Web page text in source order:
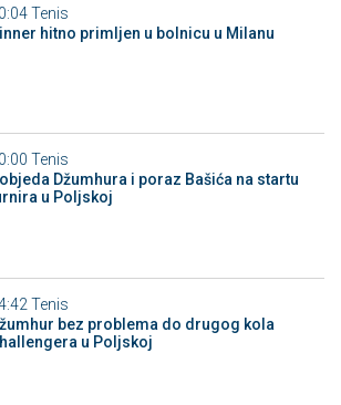
Tenis
hitno primljen u bolnicu u Milanu
Tenis
Džumhura i poraz Bašića na startu
u Poljskoj
Tenis
bez problema do drugog kola
u Poljskoj